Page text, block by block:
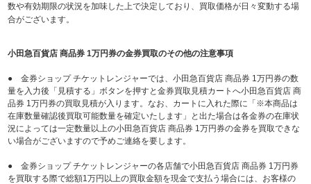
数や有効期限の状況を加味した上で決定しており、買取価格が日々変動する場
合がございます。
小田急百貨店 商品券 1万円券の金券買取のその他の注意事項
● 金券ショップ チケットレンジャーでは、小田急百貨店 商品券 1万円券の数
量を入力後「見積する」ボタンを押すと金券買取見積カートへ小田急百貨店 商
品券 1万円券の買取見積が入ります。なお、カートに入れた際に「※本商品は
在庫数量確認後買取可能数量を確定いたします」と出た場合は各金券の在庫状
況によっては一定数量以上の小田急百貨店 商品券 1万円券の金券を買取できな
い場合がございますので予めご連絡を要します。
● 金券ショップ チケットレンジャーの各店舗で小田急百貨店 商品券 1万円券
を買取する際で総額1万円以上の買取金額を現金で支払う場合には、お客様の